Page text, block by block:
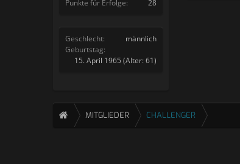
Punkte für Erfolge:
28
Geschlecht:
männlich
Geburtstag:
15. April 1965 (Alter: 61)
MITGLIEDER CHALLENGER